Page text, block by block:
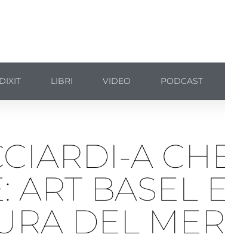
LIBRI VIDEO PODCAST
A
ART BASEL
DEL